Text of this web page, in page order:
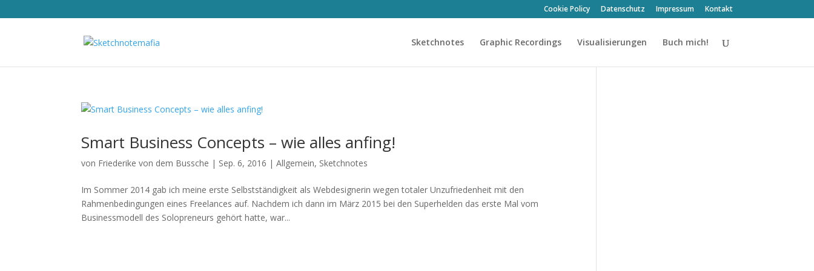
Cookie Policy Datenschutz Impressum Kontakt
Sketchnotes Graphic Recordings Visualisierungen Buch mich!
Smart Business Concepts – wie alles anfing!
von Friederike von dem Bussche | Sep. 6, 2016 |Allgemein, Sketchnotes
Im Sommer 2014 gab ich meine erste Selbstständigkeit als Webdesignerin wegen totaler Unzufriedenheit mit den
Rahmenbedingungen eines Freelances auf. Nachdem ich dann im März 2015 bei den Superhelden das erste Mal vom
Businessmodell des Solopreneurs gehört hatte, war...